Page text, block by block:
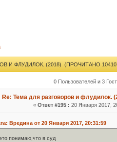
И ФЛУДИЛОК. (2018) (ПРОЧИТАНО
0 Пользователей и 3
Re: Тема для разговоров и флудилок.
« Ответ #195 : 20 Января 2017,
Вредина от 20 Января 2017, 20:31:59
понимаю,что в суд